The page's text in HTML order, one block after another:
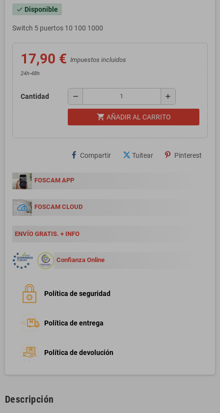
check Disponible
Switch 5 puertos 10 100 1000
17,90 € Impuestos incluidos
24h-48h
Cantidad remove add
shopping_cart AÑADIR AL CARRITO
Compartir Tuitear Pinterest
FOSCAM APP
FOSCAM CLOUD
ENVÍO GRATIS. + INFO
Confianza Online
Política de seguridad
Política de entrega
Política de devolución
Descripción